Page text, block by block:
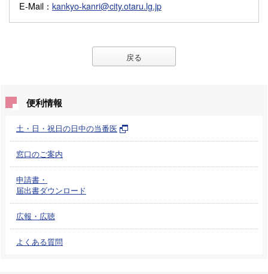
E-Mail ： kankyo-kanri@city.otaru.lg.jp
戻る
便利情報
土・日・祝日の日中の当番医
窓口のご案内
申請書・
届出書ダウンロード
広報・広聴
よくある質問